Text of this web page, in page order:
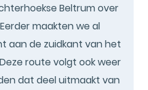
Beltrum over
maakten we al
aan de zuidkant van het
route volgt ook weer
dat deel uitmaakt van